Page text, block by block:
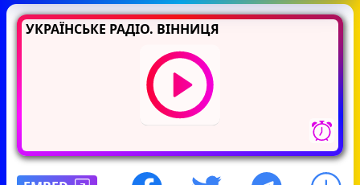
УКРАЇНСЬКЕ РАДІО. ВІННИЦЯ